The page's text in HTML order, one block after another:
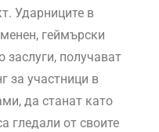
Ударниците в
геймърски
заслуги, получават
за участници в
да станат като
гледали от своите